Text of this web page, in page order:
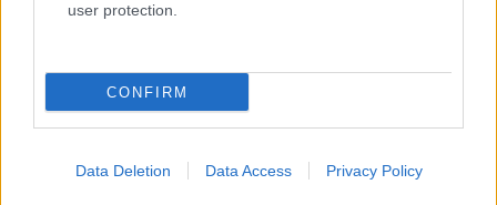
user protection.
CONFIRM
Data Deletion Data Access Privacy Policy
Iscritto al Registro degli Operatori di Comunicazione n. 37512
© Riproduzione Riservata – Ne è consentita esclusivamente una
riproduzione parziale con citazione della fonte corretta